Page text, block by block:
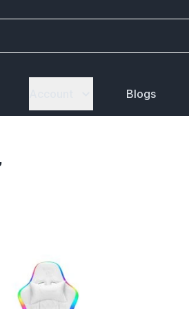
Blogs